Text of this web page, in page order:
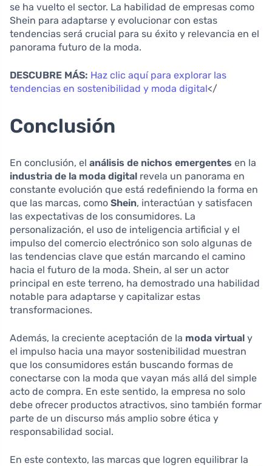
se ha vuelto el sector. La habilidad de empresas como
Shein para adaptarse y evolucionar con estas
tendencias será crucial para su éxito y relevancia en el
panorama futuro de la moda.
DESCUBRE MÁS: Haz clic aquí para explorar las
tendencias en sostenibilidad y moda digital</
Conclusión
En conclusión, el análisis de nichos emergentes en la
industria de la moda digital revela un panorama en
constante evolución que está redefiniendo la forma en
que las marcas, como Shein, interactúan y satisfacen
las expectativas de los consumidores. La
personalización, el uso de inteligencia artificial y el
impulso del comercio electrónico son solo algunas de
las tendencias clave que están marcando el camino
hacia el futuro de la moda. Shein, al ser un actor
principal en este terreno, ha demostrado una habilidad
notable para adaptarse y capitalizar estas
transformaciones.
Además, la creciente aceptación de la moda virtual y
el impulso hacia una mayor sostenibilidad muestran
que los consumidores están buscando formas de
conectarse con la moda que vayan más allá del simple
acto de compra. En este sentido, la empresa no solo
debe ofrecer productos atractivos, sino también formar
parte de un discurso más amplio sobre ética y
responsabilidad social.
En este contexto, las marcas que logren equilibrar la